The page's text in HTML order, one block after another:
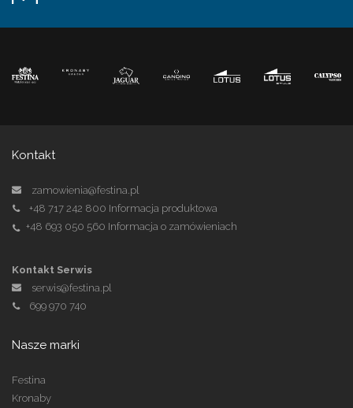
Kontakt
zamowienia@festina.pl
+48 717 242 800 Informacja produktowa
+48 693 050 560 Informacja o zamówieniach
Kontakt Serwis
serwis@festina.pl
699 970 740
Nasze marki
Festina
Kronaby